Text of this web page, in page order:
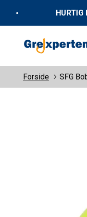
HURTIG
GrejXperten
Forside SFG